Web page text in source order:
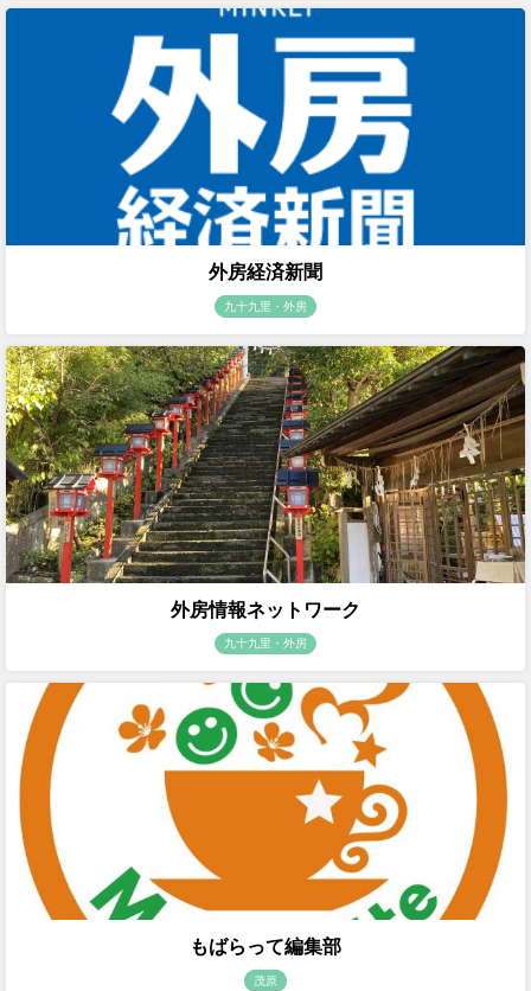
外房経済新聞
九十九里・外房
外房情報ネットワーク
九十九里・外房
もばらって編集部
茂原